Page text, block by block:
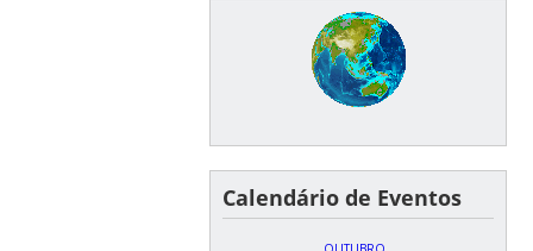
Calendário de Eventos